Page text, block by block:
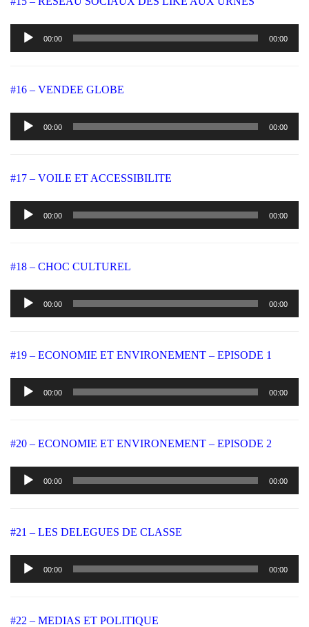
Lecteur
audio
00:00 00:00
#16 – VENDEE GLOBE
Lecteur
audio
00:00 00:00
#17 – VOILE ET ACCESSIBILITE
Lecteur
audio
00:00 00:00
#18 – CHOC CULTUREL
Lecteur
audio
00:00 00:00
#19 – ECONOMIE ET ENVIRONEMENT – EPISODE 1
Lecteur
audio
00:00 00:00
#20 – ECONOMIE ET ENVIRONEMENT – EPISODE 2
Lecteur
audio
00:00 00:00
#21 – LES DELEGUES DE CLASSE
Lecteur
audio
00:00 00:00
#22 – MEDIAS ET POLITIQUE